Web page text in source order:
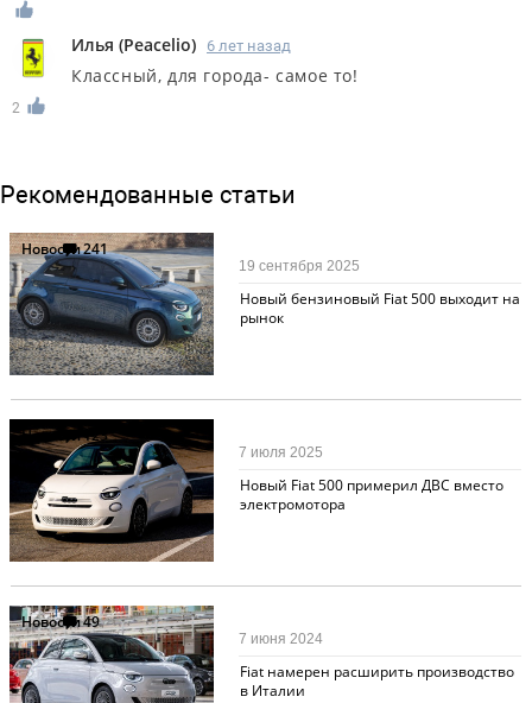
Илья (Peacelio) 6 лет назад
Классный, для города- самое то!
2
Рекомендованные статьи
Новости241
Новый бензиновый Fiat 500 выходит на
рынок
19 сентября 2025
Новости123
Новый Fiat 500 примерил ДВС вместо
электромотора
7 июля 2025
Новости49
Fiat намерен расширить производство
в Италии
7 июня 2024